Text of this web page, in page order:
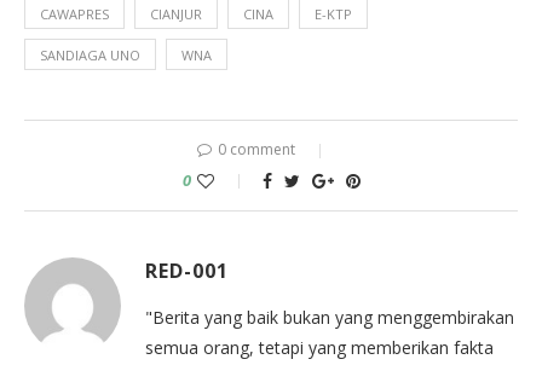
CAWAPRES CIANJUR CINA E-KTP
SANDIAGA UNO WNA
0 comment
0
RED-001
"Berita yang baik bukan yang menggembirakan
semua orang, tetapi yang memberikan fakta